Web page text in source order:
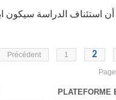
Précédent 1 2
PLATEFORME